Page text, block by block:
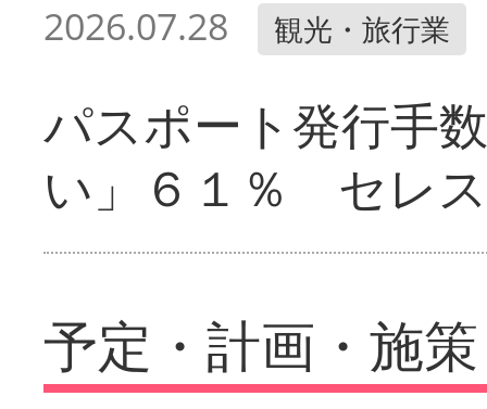
2026.07.28 観光・旅行業
パスポート発行手
い」６１％ セレ
予定・計画・施策